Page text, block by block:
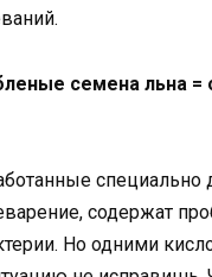
семена льна =
специально
содержат
Но одними